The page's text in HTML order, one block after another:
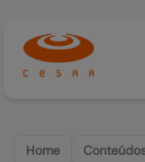
Home